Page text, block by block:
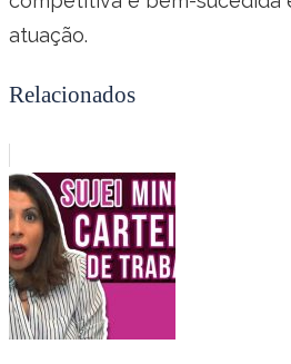
atuação.
Relacionados